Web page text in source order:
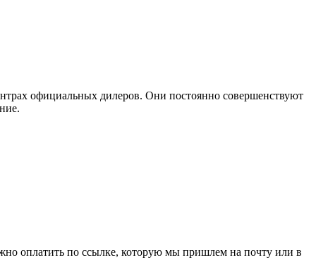
официальных дилеров. Они постоянно совершенствуют
оплатить по ссылке, которую мы пришлем на почту или в